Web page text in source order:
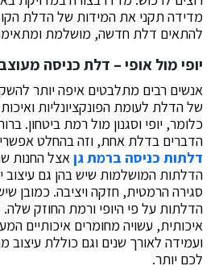
מדידה תקני את המידות של הדלת
להתאים דלת חדשה, מושלמת
יופי מול אופי – דלת כניסה
אנשים רבים מתלבטים איפה יותר
של הדלת לעומת הפונקציונליות
כלומר, יופי וסגנון מול רמת ביטחון.
הדברים בדלת אחת, וזה בהחלט
דלתות כניסה ברמת גןאצל החנות
הדלתות המושלמות שיש בהן גם עיצוב
סגירה הרמטית, חזקה ויציבה. כמובן
הדלתות על פי היופי ורמת החוזק
איכותית, עשויה מחומרים איכותיים
ועמידה לאורך שנים וגם כוללת
לכם יותר.